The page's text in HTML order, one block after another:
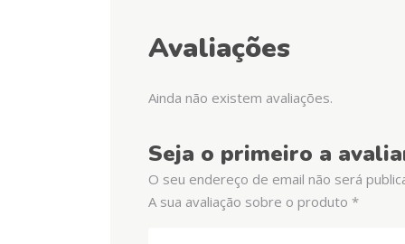
Avaliações
Ainda não existem avaliações.
Seja o primeiro a
O seu endereço de email não será
A sua avaliação sobre o produto *